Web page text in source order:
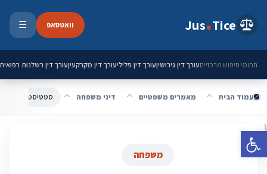
פתח סרגל נגישות
Jus Tice וואטסאפ ☰
תחומי חיפוש מרכזייםעורך דין גירושיןעורך דין פליליעורך דין מקרקעיןעורך דין רשלנות רפואית
עמוד הבית מאמרים משפטיים דיני משפחה סטטיסטיקה על
משפחה